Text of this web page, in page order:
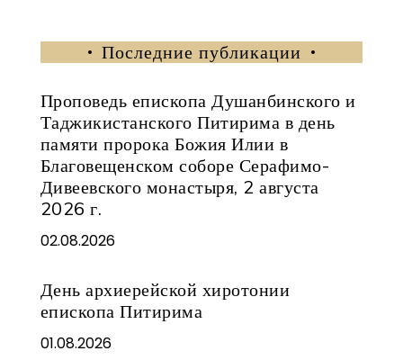
Последние публикации
Проповедь епископа Душанбинского и
Таджикистанского Питирима в день
памяти пророка Божия Илии в
Благовещенском соборе Серафимо-
Дивеевского монастыря, 2 августа
2026 г.
02.08.2026
День архиерейской хиротонии
епископа Питирима
01.08.2026